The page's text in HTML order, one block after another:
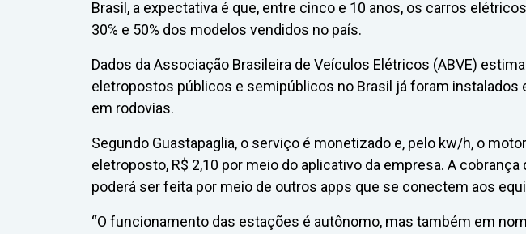
Brasil, a expectativa é que, entre cinco e 10 anos, os carros
30% e 50% dos modelos vendidos no país.
Dados da Associação Brasileira de Veículos Elétricos (ABVE)
eletropostos públicos e semipúblicos no Brasil já foram instalados
em rodovias.
Segundo Guastapaglia, o serviço é monetizado e, pelo kw/h, o
eletroposto, R$ 2,10 por meio do aplicativo da empresa. A
poderá ser feita por meio de outros apps que se conectem aos
“O funcionamento das estações é autônomo, mas também em